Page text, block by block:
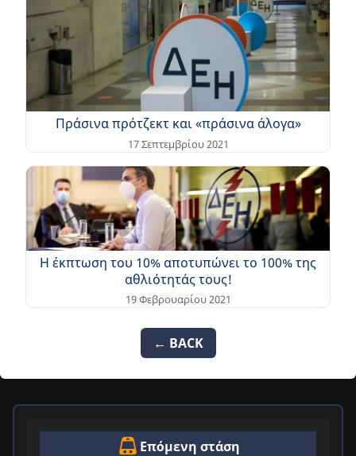
Πράσινα πρότζεκτ και «πράσινα άλογα»
17 Σεπτεμβρίου 2021
Η έκπτωση του 10% αποτυπώνει το 100% της
αθλιότητάς τους!
19 Φεβρουαρίου 2021
← BACK
Επόμενη στάση